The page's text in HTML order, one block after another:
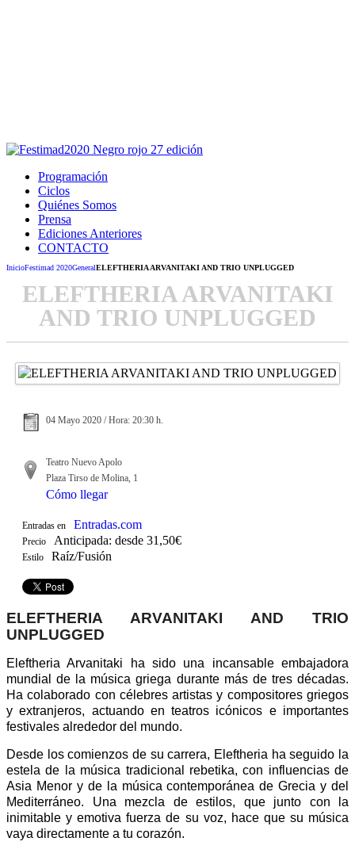
Programación
Ciclos
Quiénes Somos
Prensa
Ediciones Anteriores
CONTACTO
InicioFestimad 2020GeneralELEFTHERIA ARVANITAKI AND TRIO UNPLUGGED
ELEFTHERIA ARVANITAKI
AND TRIO UNPLUGGED
04 Mayo 2020 / Hora: 20:30 h.
Teatro Nuevo Apolo
Plaza Tirso de Molina, 1
Cómo llegar
Entradas en Entradas.com
Precio Anticipada: desde 31,50€
Estilo Raíz/Fusión
ELEFTHERIA ARVANITAKI AND TRIO
UNPLUGGED
Eleftheria Arvanitaki ha sido una incansable embajadora
mundial de la música griega durante más de tres décadas.
Ha colaborado con célebres artistas y compositores griegos
y extranjeros, actuando en teatros icónicos e importantes
festivales alrededor del mundo.
Desde los comienzos de su carrera, Eleftheria ha seguido la
estela de la música tradicional rebetika, con influencias de
Asia Menor y de la música contemporánea de Grecia y del
Mediterráneo. Una mezcla de estilos, que junto con la
inimitable y emotiva fuerza de su voz, hace que su música
vaya directamente a tu corazón.